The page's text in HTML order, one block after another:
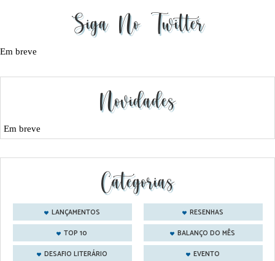
Siga No Twitter
Em breve
Novidades
Em breve
Categorias
LANÇAMENTOS
RESENHAS
TOP 10
BALANÇO DO MÊS
DESAFIO LITERÁRIO
EVENTO